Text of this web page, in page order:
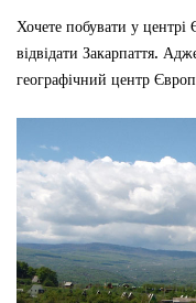
Хочете побувати у центрі
відвідати Закарпаття.
географічний центр